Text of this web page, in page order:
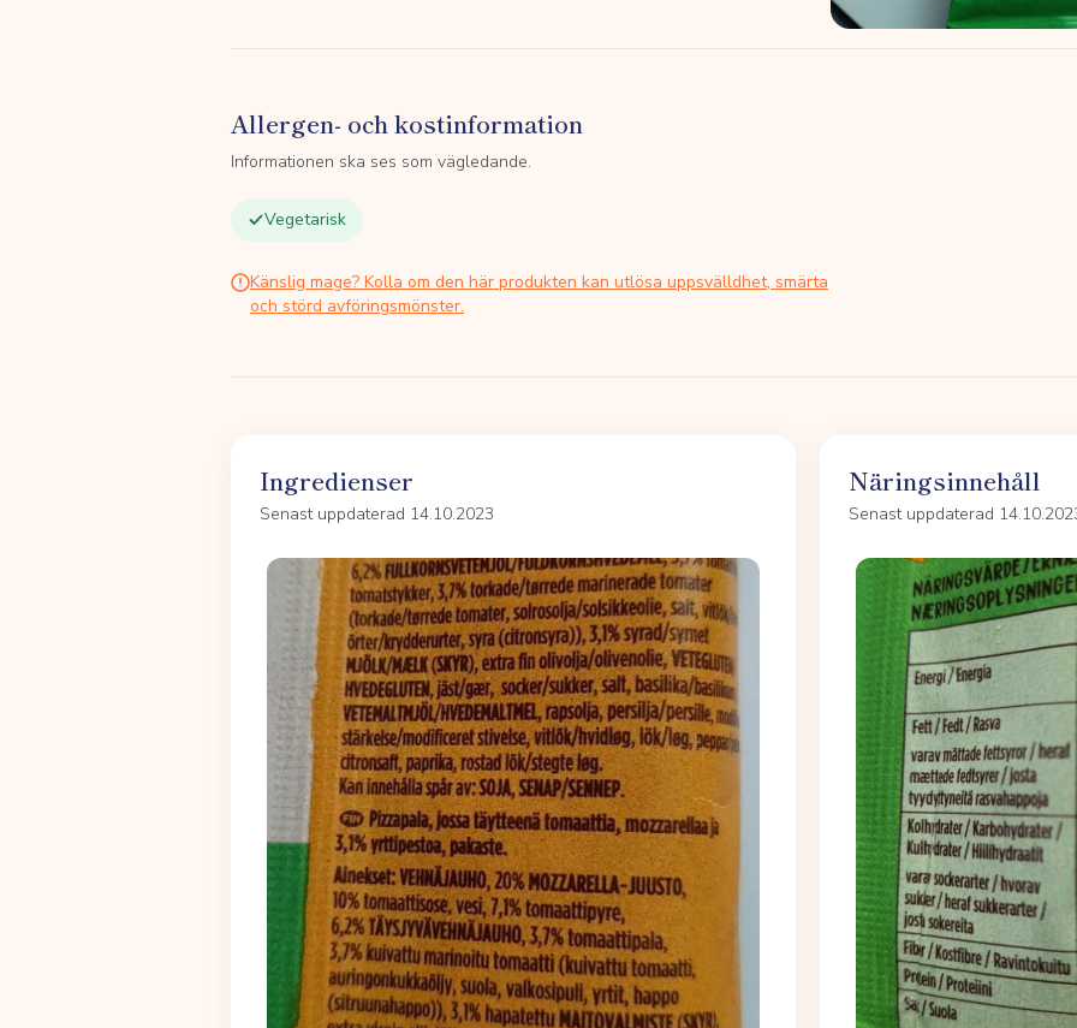
Allergen- och kostinformation
Informationen ska ses som vägledande.
Vegetarisk
Känslig mage? Kolla om den här produkten kan utlösa uppsvälldhet, smärta
och störd avföringsmönster.
Ingredienser
Senast uppdaterad 14.10.2023
Näringsinnehåll
Senast uppdaterad